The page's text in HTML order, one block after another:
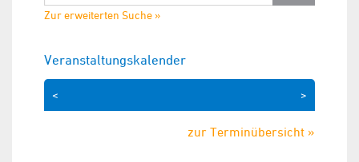
Zur erweiterten Suche »
Veranstaltungskalender
>
<
zur Terminübersicht »